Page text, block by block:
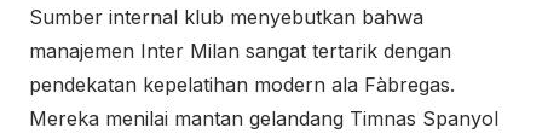
Sumber internal klub menyebutkan bahwa
manajemen Inter Milan sangat tertarik dengan
pendekatan kepelatihan modern ala Fàbregas.
Mereka menilai mantan gelandang Timnas Spanyol